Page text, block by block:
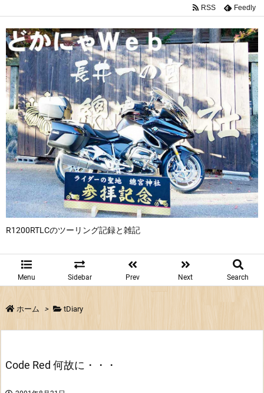
R1200RTLCのツーリング記録と雑記
Menu Sidebar Prev Next Search
RSS Feedly
ホーム > tDiary
Code Red 何故に・・・